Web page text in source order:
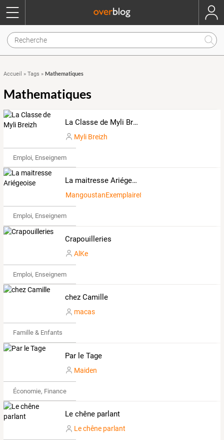
Accueil » Tags » Mathematiques
Mathematiques
La Classe de Myli Breizh
Myli Breizh
Emploi, Enseignement & Etudes
La maitresse Ariégeoise
MangoustanExemplaire8195040
Emploi, Enseignement & Etudes
Crapouilleries
AlKe
Emploi, Enseignement & Etudes
chez Camille
macas
Famille & Enfants
Par le Tage
Maiden
Économie, Finance & Droit
Le chêne parlant
Le chêne parlant